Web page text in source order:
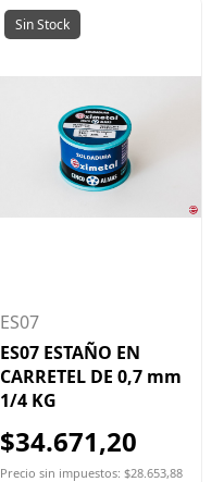
Sin Stock
ES07
ES07 ESTAÑO EN
CARRETEL DE 0,7 mm
1/4 KG
$34.671,20
Precio sin impuestos: $28.653,88